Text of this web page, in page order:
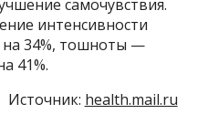
самочувствия.
интенсивности
на 34%, тошноты —
41%.
Источник: health.mail.ru